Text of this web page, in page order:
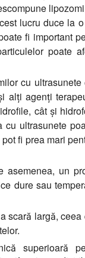
lucru duce la
fi important
poate
cu ultrasunete
alți agenți
cât și
ultrasunete
fi prea mari
asemenea, un
dure sau
scară largă, ceea
superioară